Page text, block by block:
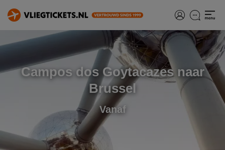
Campos dos Goytacazes naar
Brussel
Vanaf